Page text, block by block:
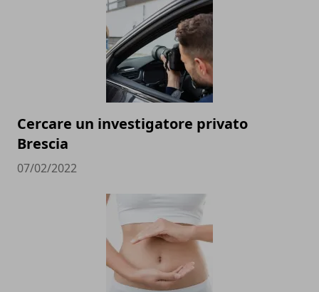
Cercare un investigatore privato
Brescia
07/02/2022